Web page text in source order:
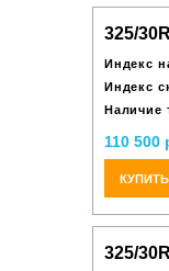
325/
Индекс
Индекс
Наличие
110 500
325/